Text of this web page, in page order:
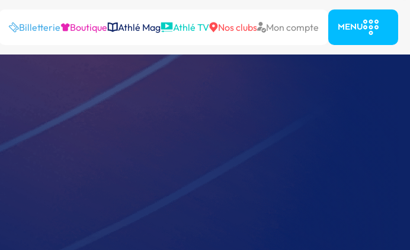
Billetterie Boutique Athlé Mag Athlé TV Nos clubs Mon compte MENU